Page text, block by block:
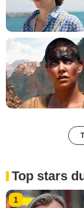
Top stars
1